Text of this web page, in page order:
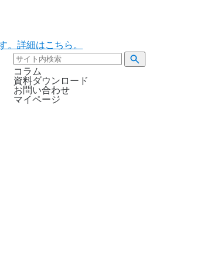
。詳細はこちら。
コラム
資料ダウンロード
お問い合わせ
マイページ